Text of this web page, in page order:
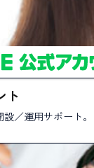
ト
／運用サポート。